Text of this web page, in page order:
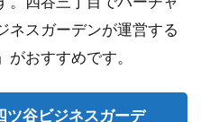
ネスガーデンが運営する
がおすすめです。
ツ谷ビジネスガーデ